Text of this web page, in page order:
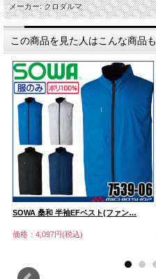
メーカー: クロダルマ
この商品を見た人はこんな商品
SOWA 桑和 半袖EFベスト(ファン…
価格：4,097円(税込)